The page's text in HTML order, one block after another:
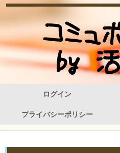
ログイン
プライバシーポリシー